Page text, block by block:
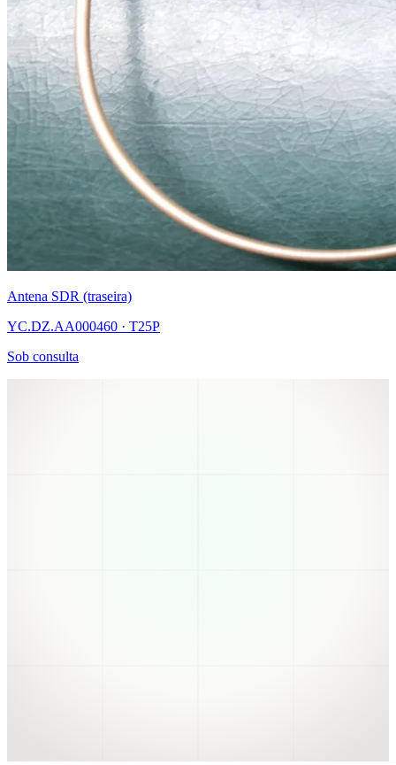
Antena SDR (traseira)
YC.DZ.AA000460 · T25P
Sob consulta